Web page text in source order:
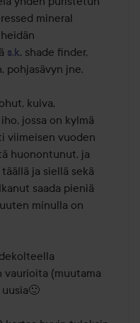
mineral
s.k. shade finder,
pohjasävyn jne.
kuiva,
jossa on kylmä
viimeisen vuoden
huonontunut, ja
ja siellä sekä
saada pieniä
minulla on
vaurioita (muutama